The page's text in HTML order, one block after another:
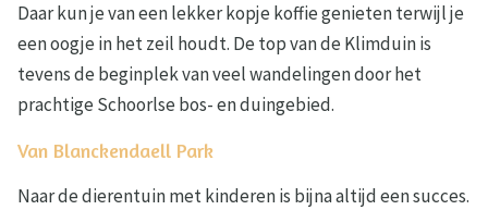
Daar kun je van een lekker kopje koffie genieten terwijl je
een oogje in het zeil houdt. De top van de Klimduin is
tevens de beginplek van veel wandelingen door het
prachtige Schoorlse bos- en duingebied.
Van Blanckendaell Park
Naar de dierentuin met kinderen is bijna altijd een succes.